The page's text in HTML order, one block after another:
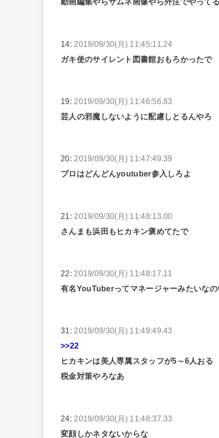
14: 2019/09/30(月) 11:45:11.24
ガキ使のサイレント図書館おもろかったで
19: 2019/09/30(月) 11:46:56.83
芸人の邪魔しないように配慮しとるんやろ
20: 2019/09/30(月) 11:47:49.39
プロはどんどんyoutuber参入しろよ
21: 2019/09/30(月) 11:48:13.00
さんまも浜田もヒカキン褒めてたで
22: 2019/09/30(月) 11:48:17.11
有名YouTuberってマネージャーみたいなの
31: 2019/09/30(月) 11:49:49.43
>>22
ヒカキンは美人専属スタッフが5～6人おる
税金対策やろなあ
24: 2019/09/30(月) 11:48:37.33
変顔しかネタないからな